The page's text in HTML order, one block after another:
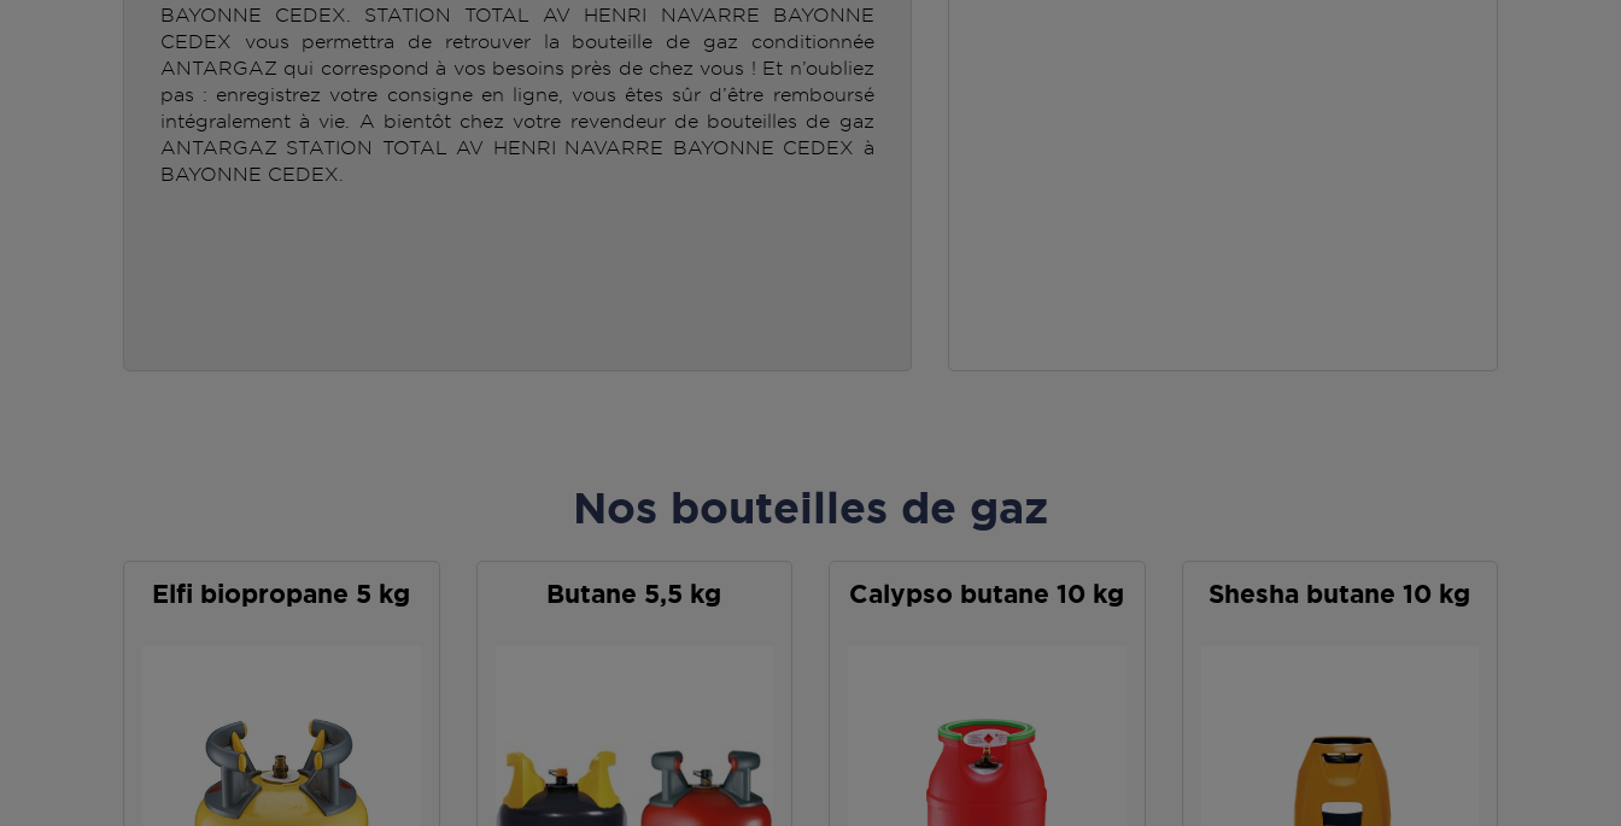
BAYONNE CEDEX. STATION TOTAL AV HENRI NAVARRE BAYONNE
CEDEX vous permettra de retrouver la bouteille de gaz conditionnée
ANTARGAZ qui correspond à vos besoins près de chez vous ! Et n’oubliez
pas : enregistrez votre consigne en ligne, vous êtes sûr d’être remboursé
intégralement à vie. A bientôt chez votre revendeur de bouteilles de gaz
ANTARGAZ STATION TOTAL AV HENRI NAVARRE BAYONNE CEDEX à
BAYONNE CEDEX.
Nos bouteilles de gaz
Elfi biopropane 5 kg Butane 5,5 kg Calypso butane 10 kg Shesha butane 10 kg